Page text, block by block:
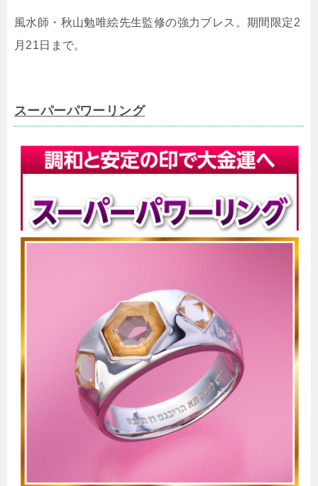
風水師・秋山勉唯絵先生監修の強力ブレス。期間限定2
月21日まで。
スーパーパワーリング